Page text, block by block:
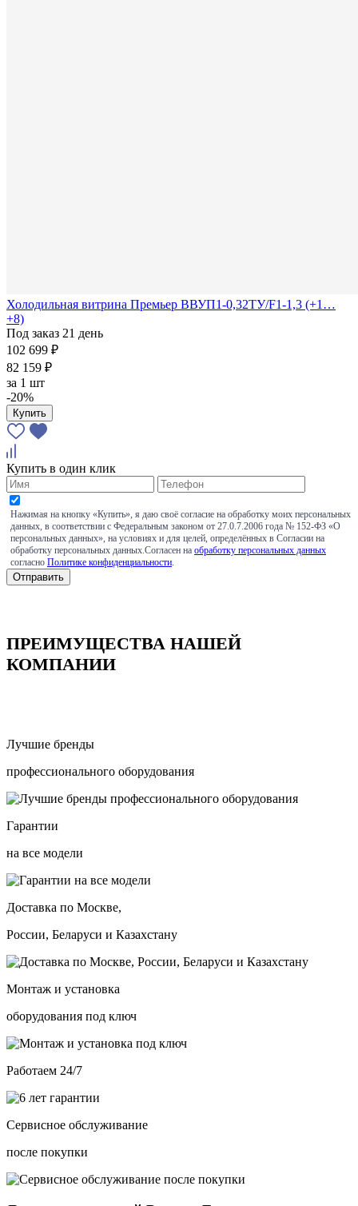
Холодильная витрина Премьер ВВУП1-0,32ТУ/F1-1,3 (+1…
+8)
Под заказ 21 день
102 699 ₽
82 159 ₽
за 1 шт
-20%
Купить
Купить в один клик
Нажимая на кнопку «Купить», я даю своё согласие на обработку моих персональных
данных, в соответствии с Федеральным законом от 27.0.7.2006 года № 152-ФЗ «О
персональных данных», на условиях и для целей, определённых в Согласии на
обработку персональных данных.Согласен на обработку персональных данных
согласно Политике конфиденциальности
ПРЕИМУЩЕСТВА НАШЕЙ
КОМПАНИИ
Лучшие бренды
профессионального оборудования
Гарантии
на все модели
Доставка по Москве,
России, Беларуси и Казахстану
Монтаж и установка
оборудования под ключ
Работаем 24/7
Сервисное обслуживание
после покупки